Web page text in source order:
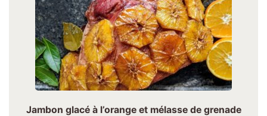
Jambon glacé à l’orange et mélasse de grenade